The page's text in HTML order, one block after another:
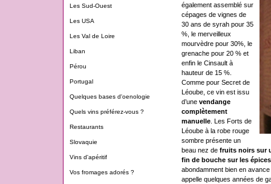
Les Sud-Ouest
Les USA
Les Val de Loire
Liban
Pérou
Portugal
Quelques bases d'oenologie
Quels vins préférez-vous ?
Restaurants
Slovaquie
Vins d'apéritif
Vos fromages adorés ?
également assemblé sur
cépages de vignes de
30 ans de syrah pour 35
%, le merveilleux
mourvèdre pour 30%, le
grenache pour 20 % et
enfin le Cinsault à
hauteur de 15 %.
Comme pour Secret de
Léoube, ce vin est issu
d’une vendange
complètement
manuelle. Les Forts de
Léoube à la robe rouge
sombre présente un
beau nez de fruits noirs sur
fin de bouche sur les épices
abondamment bien en
appelle quelques années de